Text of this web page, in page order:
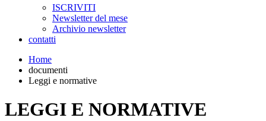
ISCRIVITI
Newsletter del mese
Archivio newsletter
contatti
Home
documenti
Leggi e normative
LEGGI E NORMATIVE